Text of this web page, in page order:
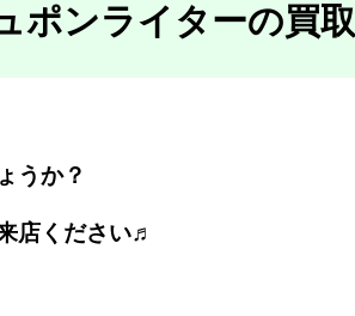
ポンライターの買取
うか？
店ください♬